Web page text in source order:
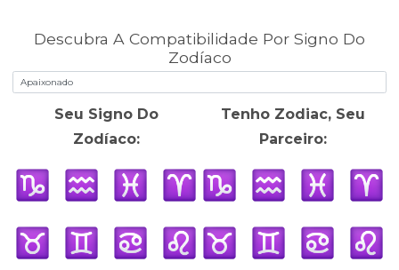
Descubra A Compatibilidade Por Signo Do
Zodíaco
Seu Signo Do
Zodíaco:
Tenho Zodiac, Seu
Parceiro: